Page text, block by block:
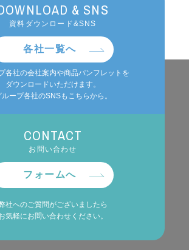
& SNS
資料ダウンロード&SNS
各社一覧へ
各社の会社案内や商品パンフレットを
ダウンロードいただけます。
ループ各社のSNSもこちらから。
CONTACT
お問い合わせ
フォームへ
社へのご質問がございましたら
気軽にお問い合わせください。